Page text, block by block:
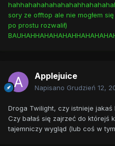
sory ze offtop ale nie mogłem
po prostu rozwalił)
Applejuice
Napisano Grudzień 12,
Droga Twilight, czy istnieje jakaś
Czy bałaś się zajrzeć do którejś
tajemniczy wygląd (lub coś w